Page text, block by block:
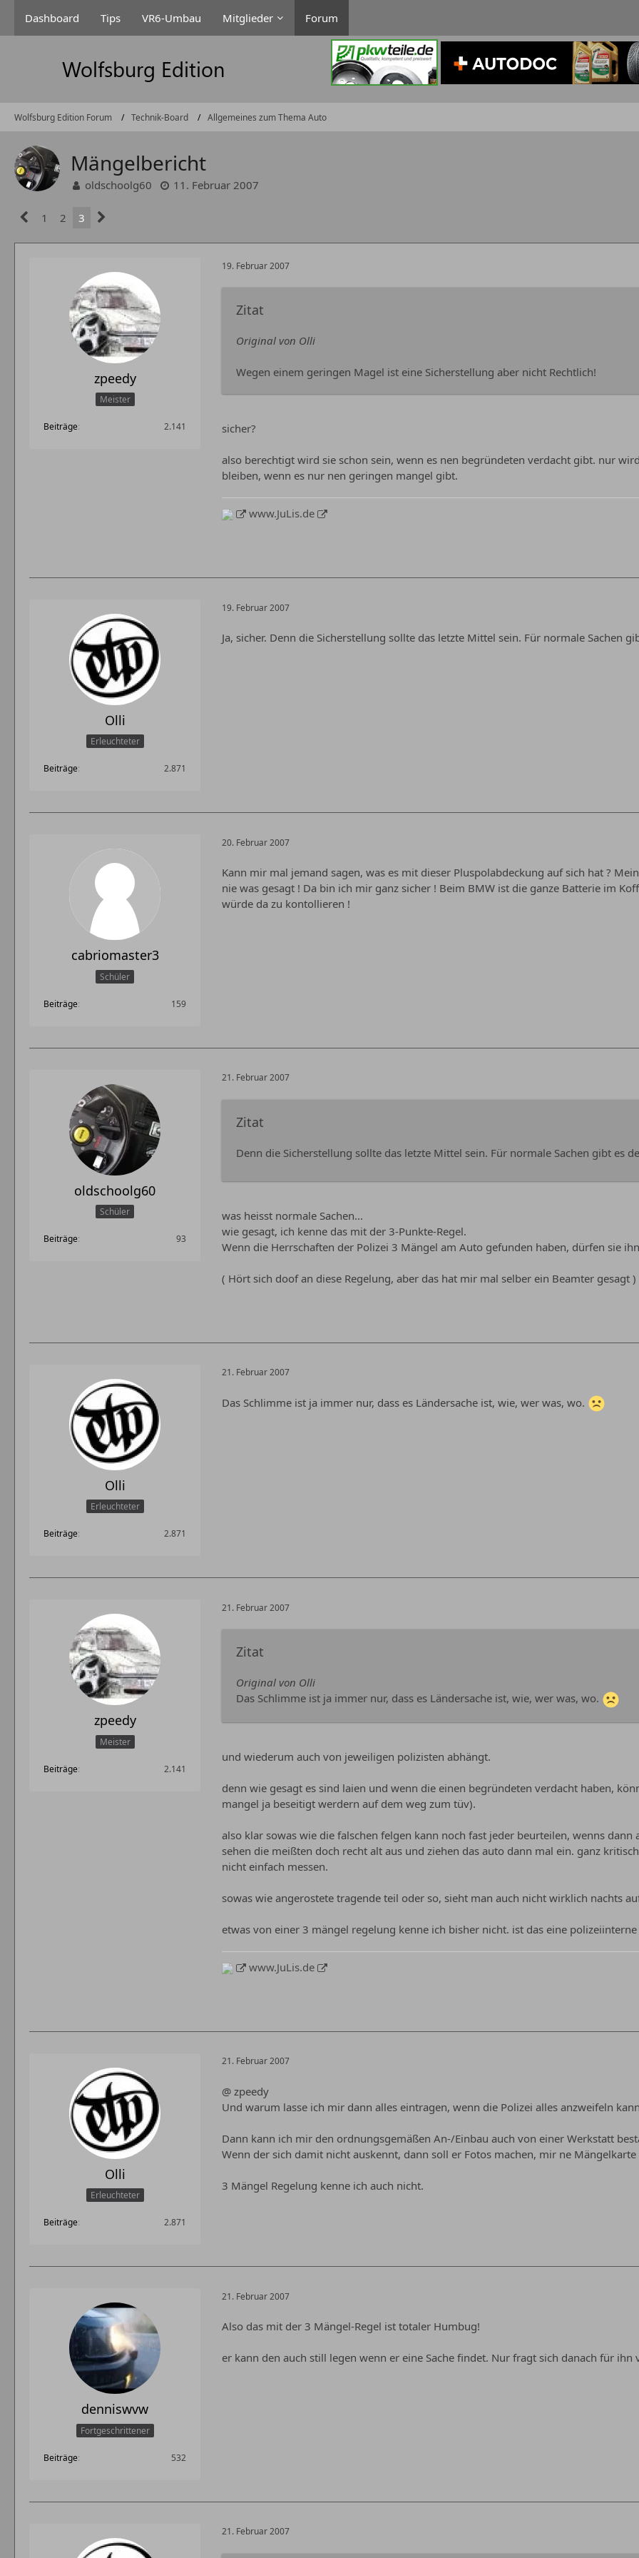
Dashboard Tips VR6-Umbau Mitglieder Forum
Wolfsburg Edition Forum Technik-Board Allgemeines zum Thema Auto
Mängelbericht
oldschoolg60 11. Februar 2007
1 2 3
zpeedy
Meister
Beiträge 2.141
19. Februar 2007
Zitat
Original von Olli
Wegen einem geringen Magel ist eine Sicherstellung aber nicht Rechtlich!
sicher?
also berechtigt wird sie schon sein, wenn es nen begründeten verdacht gibt. nur
bleiben, wenn es nur nen geringen mangel gibt.
www.JuLis.de
Olli
Erleuchteter
Beiträge 2.871
19. Februar 2007
Ja, sicher. Denn die Sicherstellung sollte das letzte Mittel sein. Für normale Sachen
cabriomaster3
Schüler
Beiträge 159
20. Februar 2007
Kann mir mal jemand sagen, was es mit dieser Pluspolabdeckung auf sich hat ?
nie was gesagt ! Da bin ich mir ganz sicher ! Beim BMW ist die ganze Batterie im
würde da zu kontollieren !
oldschoolg60
Schüler
Beiträge 93
21. Februar 2007
Zitat
Denn die Sicherstellung sollte das letzte Mittel sein. Für normale Sachen gibt es
was heisst normale Sachen...
wie gesagt, ich kenne das mit der 3-Punkte-Regel.
Wenn die Herrschaften der Polizei 3 Mängel am Auto gefunden haben, dürfen sie
( Hört sich doof an diese Regelung, aber das hat mir mal selber ein Beamter gesagt )
Olli
Erleuchteter
Beiträge 2.871
21. Februar 2007
Das Schlimme ist ja immer nur, dass es Ländersache ist, wie, wer was, wo.
zpeedy
Meister
Beiträge 2.141
21. Februar 2007
Zitat
Original von Olli
Das Schlimme ist ja immer nur, dass es Ländersache ist, wie, wer was, wo.
und wiederum auch von jeweiligen polizisten abhängt.
denn wie gesagt es sind laien und wenn die einen begründeten verdacht haben,
mangel ja beseitigt werdern auf dem weg zum tüv).
also klar sowas wie die falschen felgen kann noch fast jeder beurteilen, wenns
sehen die meißten doch recht alt aus und ziehen das auto dann mal ein. ganz
nicht einfach messen.
sowas wie angerostete tragende teil oder so, sieht man auch nicht wirklich nachts
etwas von einer 3 mängel regelung kenne ich bisher nicht. ist das eine
www.JuLis.de
Olli
Erleuchteter
Beiträge 2.871
21. Februar 2007
@ zpeedy
Und warum lasse ich mir dann alles eintragen, wenn die Polizei alles anzweifeln
Dann kann ich mir den ordnungsgemäßen An-/Einbau auch von einer Werkstatt
Wenn der sich damit nicht auskennt, dann soll er Fotos machen, mir ne
3 Mängel Regelung kenne ich auch nicht.
denniswvw
Fortgeschrittener
Beiträge 532
21. Februar 2007
Also das mit der 3 Mängel-Regel ist totaler Humbug!
er kann den auch still legen wenn er eine Sache findet. Nur fragt sich danach für
21. Februar 2007